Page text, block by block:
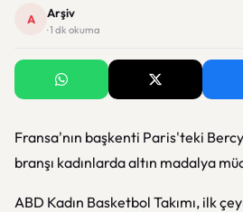
A Arşiv
· 1 dk okuma
Fransa'nın başkenti Paris'teki
branşı kadınlarda altın madalya
ABD Kadın Basketbol Takımı, ilk